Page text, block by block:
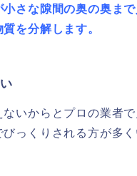
小さな隙間の奥の奥ま
を分解します。
いからとプロの業者
っくりされる方が多